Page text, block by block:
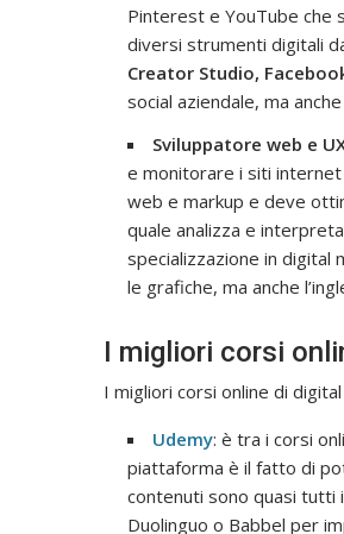
Pinterest e YouTube che
diversi strumenti digitali
Creator Studio,
social aziendale, ma
Sviluppatore web e
e monitorare i siti
web e markup e deve
quale analizza e
specializzazione in digital
le grafiche, ma anche
I migliori corsi
I migliori corsi online di
Udemy: è tra i corsi
piattaforma è il fatto di
contenuti sono quasi tutti
Duolinguo o Babbel per